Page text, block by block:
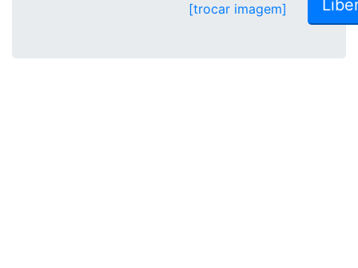
[trocar imagem]